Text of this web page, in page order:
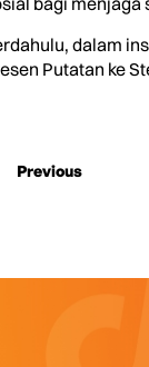
dalam
Putatan ke
Previous